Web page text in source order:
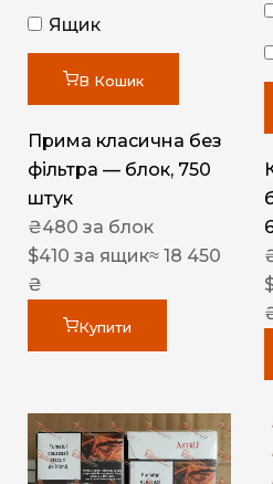
Ящик
В Кошик
Прима класична без
фільтра — блок, 750
штук
₴480 за блок
$410 за ящик≈ 18 450
₴
Купити